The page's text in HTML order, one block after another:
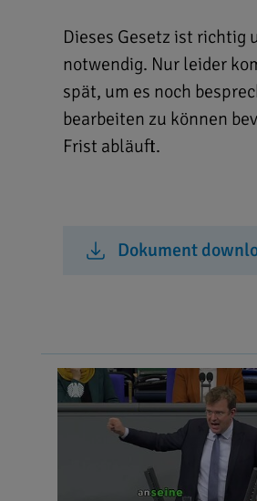
Dieses Gesetz ist richtig
notwendig. Nur leider
spät, um es noch
bearbeiten zu können
Frist abläuft.
Dokument